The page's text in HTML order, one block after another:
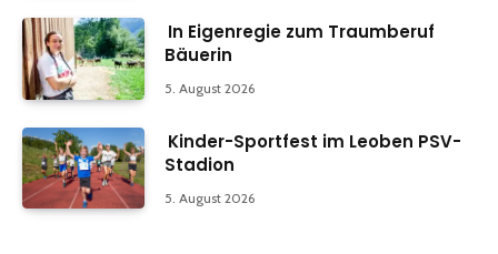
In Eigenregie zum Traumberuf
Bäuerin
5. August 2026
Kinder-Sportfest im Leoben PSV-
Stadion
5. August 2026